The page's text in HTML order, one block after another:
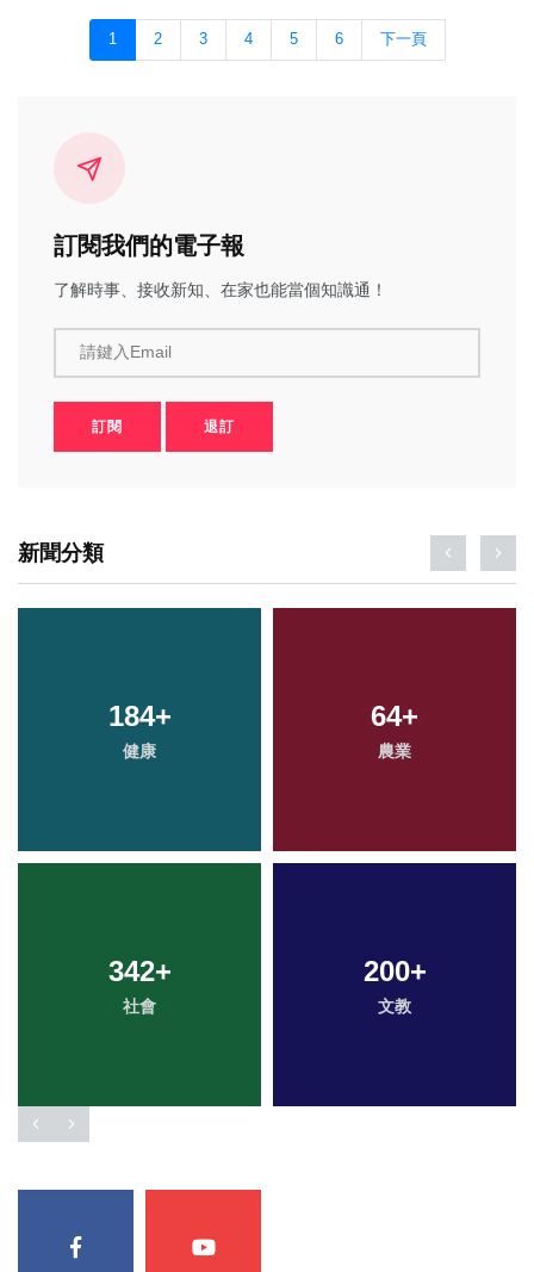
1 2 3 4 5 6 下一頁
訂閱我們的電子報
了解時事、接收新知、在家也能當個知識通！
請鍵入Email
訂閱 退訂
新聞分類
184+
健康
64+
農業
342+
社會
200+
文教